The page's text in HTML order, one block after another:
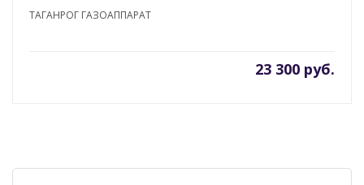
ТАГАНРОГ ГАЗОАППАРАТ
23 300 руб.
Поиск